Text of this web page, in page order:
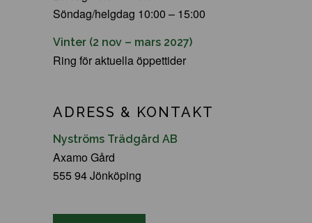
Söndag/helgdag 10:00 – 15:00
Vinter (2 nov – mars 2027)
Ring för aktuella öppettider
ADRESS & KONTAKT
Nyströms Trädgård AB
Axamo Gård
555 94 Jönköping